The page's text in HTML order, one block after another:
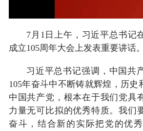
7月1日上午，习近平总书记
成立105周年大会上发表重要讲话。
习近平总书记强调，中国共
105年奋斗中不断铸就辉煌，历史
中国共产党，根本在于我们党具
力量无可比拟的优秀特质。我们
奋斗，结合新的实际把党的优